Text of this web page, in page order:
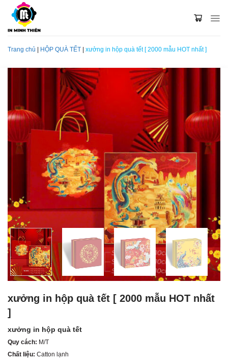
content
Trang chủ HỘP QUÀ TẾT xưởng in hộp quà tết [ 2000 mẫu HOT nhất ]
xưởng in hộp quà tết [ 2000 mẫu HOT nhất
]
xưởng in hộp quà tết
Quy cách: M/T
Chất liệu: Catton lạnh